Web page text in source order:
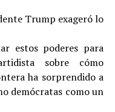
Trump exageró lo
estos poderes para
sobre cómo
ha sorprendido a
demócratas como un